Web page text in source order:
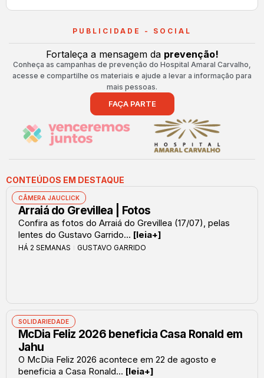
PUBLICIDADE - SOCIAL
Fortaleça a mensagem da prevenção!
Conheça as campanhas de prevenção do Hospital Amaral Carvalho,
acesse e compartilhe os materiais e ajude a levar a informação para
mais pessoas.
FAÇA PARTE
CONTEÚDOS EM DESTAQUE
CÂMERA JAUCLICK
Arraiá do Grevillea | Fotos
Confira as fotos do Arraiá do Grevillea (17/07), pelas
lentes do Gustavo Garrido... [leia+]
HÁ 2 SEMANAS GUSTAVO GARRIDO
SOLIDARIEDADE
McDia Feliz 2026 beneficia Casa Ronald em
Jahu
O McDia Feliz 2026 acontece em 22 de agosto e
beneficia a Casa Ronald... [leia+]